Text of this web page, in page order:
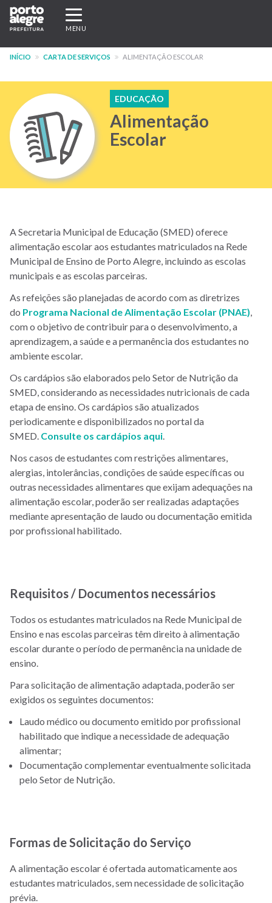
Pular
para
conteúdo
Expandir/recolher
navegação
MENU
INÍCIO CARTA DE SERVIÇOS ALIMENTAÇÃO ESCOLAR
EDUCAÇÃO
Alimentação
Escolar
A Secretaria Municipal de Educação (SMED) oferece
alimentação escolar aos estudantes matriculados na Rede
Municipal de Ensino de Porto Alegre, incluindo as escolas
municipais e as escolas parceiras.
As refeições são planejadas de acordo com as diretrizes
do Programa Nacional de Alimentação Escolar (PNAE),
com o objetivo de contribuir para o desenvolvimento, a
aprendizagem, a saúde e a permanência dos estudantes no
ambiente escolar.
Os cardápios são elaborados pelo Setor de Nutrição da
SMED, considerando as necessidades nutricionais de cada
etapa de ensino. Os cardápios são atualizados
periodicamente e disponibilizados no portal da
SMED. Consulte os cardápios aqui.
Nos casos de estudantes com restrições alimentares,
alergias, intolerâncias, condições de saúde específicas ou
outras necessidades alimentares que exijam adequações na
alimentação escolar, poderão ser realizadas adaptações
mediante apresentação de laudo ou documentação emitida
por profissional habilitado.
Requisitos / Documentos necessários
Todos os estudantes matriculados na Rede Municipal de
Ensino e nas escolas parceiras têm direito à alimentação
escolar durante o período de permanência na unidade de
ensino.
Para solicitação de alimentação adaptada, poderão ser
exigidos os seguintes documentos:
Laudo médico ou documento emitido por profissional
habilitado que indique a necessidade de adequação
alimentar;
Documentação complementar eventualmente solicitada
pelo Setor de Nutrição.
Formas de Solicitação do Serviço
A alimentação escolar é ofertada automaticamente aos
estudantes matriculados, sem necessidade de solicitação
prévia.